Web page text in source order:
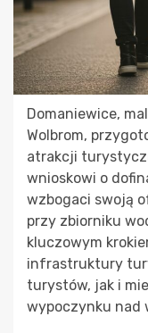
Domaniewice,
Wolbrom,
atrakcji
wnioskowi o
wzbogaci swoją
przy zbiorniku
kluczowym
infrastruktury
turystów, jak i
wypoczynku nad